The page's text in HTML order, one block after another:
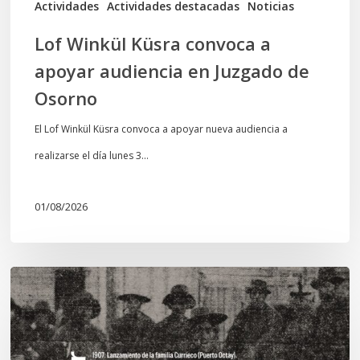
Actividades Actividades destacadas Noticias
Lof Winkül Küsra convoca a
apoyar audiencia en Juzgado de
Osorno
El Lof Winkül Küsra convoca a apoyar nueva audiencia a
realizarse el día lunes 3…
01/08/2026
Chawrakawin:
Palimpsesto
explora